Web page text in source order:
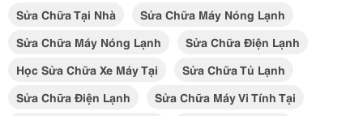
Sửa Chữa Tại Nhà
Sửa Chữa Máy Nóng Lạnh
Sửa Chữa Máy Nóng Lạnh
Sửa Chữa Điện Lạnh
Học Sửa Chữa Xe Máy Tại
Sửa Chữa Tủ Lạnh
Sửa Chữa Điện Lạnh
Sửa Chữa Máy Vi Tính Tại